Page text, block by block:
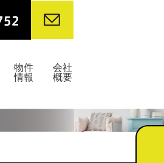
物件
情報
会社
概要